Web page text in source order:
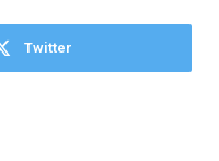
Twitter